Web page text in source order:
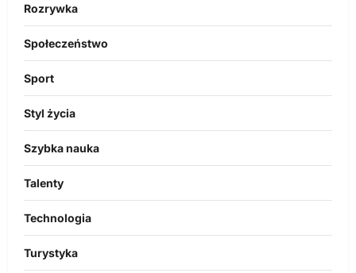
Rozrywka
Społeczeństwo
Sport
Styl życia
Szybka nauka
Talenty
Technologia
Turystyka